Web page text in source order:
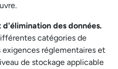
des données.
catégories de
réglementaires et
de stockage applicable